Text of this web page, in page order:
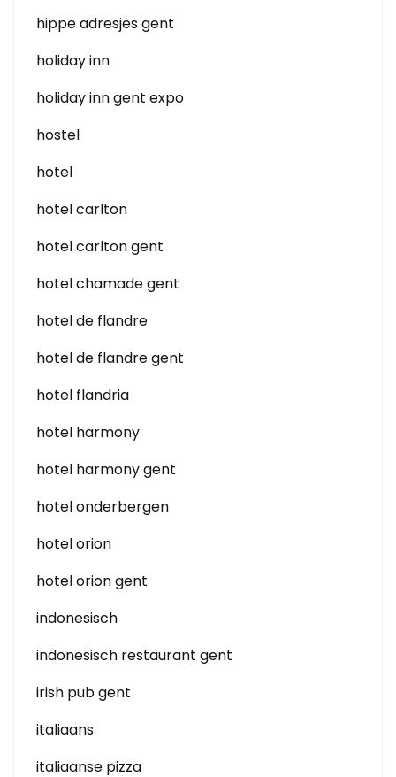
hippe adresjes gent
holiday inn
holiday inn gent expo
hostel
hotel
hotel carlton
hotel carlton gent
hotel chamade gent
hotel de flandre
hotel de flandre gent
hotel flandria
hotel harmony
hotel harmony gent
hotel onderbergen
hotel orion
hotel orion gent
indonesisch
indonesisch restaurant gent
irish pub gent
italiaans
italiaanse pizza